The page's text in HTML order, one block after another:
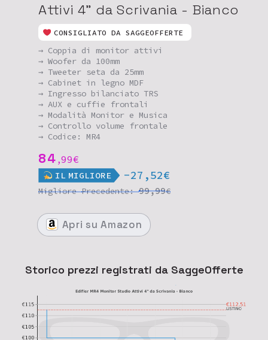
Attivi 4" da Scrivania - Bianco
CONSIGLIATO DA SAGGEOFFERTE
→ Coppia di monitor attivi
→ Woofer da 100mm
→ Tweeter seta da 25mm
→ Cabinet in legno MDF
→ Ingresso bilanciato TRS
→ AUX e cuffie frontali
→ Modalità Monitor e Musica
→ Controllo volume frontale
→ Codice: MR4
84 ,99€
IL MIGLIORE -27,52€
MigliorePrecedente:99,99€
Apri su Amazon
Storico prezzi registrati da SaggeOfferte